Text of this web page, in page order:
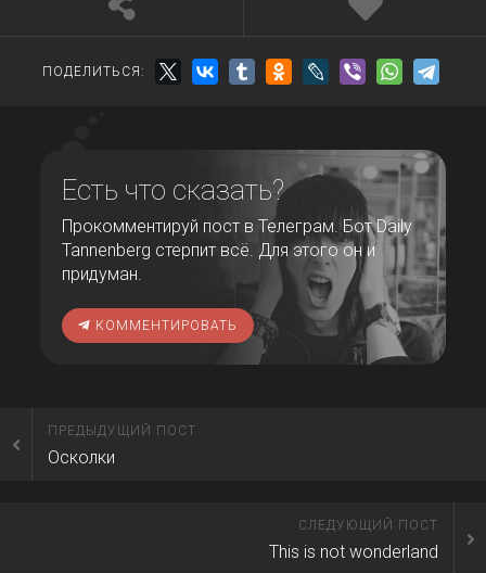
ПОДЕЛИТЬСЯ:
Есть что сказать?
Прокомментируй пост в Телеграм. Бот Daily
Tannenberg стерпит всё. Для этого он и
придуман.
КОММЕНТИРОВАТЬ
ПРЕДЫДУЩИЙ ПОСТ
Осколки
СЛЕДУЮЩИЙ ПОСТ
This is not wonderland